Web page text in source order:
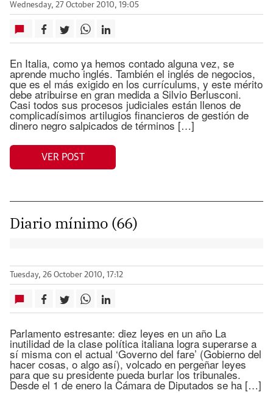
Wednesday, 27 October 2010, 19:05
En Italia, como ya hemos contado alguna vez, se
aprende mucho inglés. También el inglés de negocios,
que es el más exigido en los currículums, y este mérito
debe atribuirse en gran medida a Silvio Berlusconi.
Casi todos sus procesos judiciales están llenos de
complicadísimos artilugios financieros de gestión de
dinero negro salpicados de términos […]
VER POST
Diario mínimo (66)
Tuesday, 26 October 2010, 17:12
Parlamento estresante: diez leyes en un año La
inutilidad de la clase política italiana logra superarse a
sí misma con el actual ‘Governo del fare’ (Gobierno del
hacer cosas, o algo así), volcado en pergeñar leyes
para que su presidente pueda burlar los tribunales.
Desde el 1 de enero la Cámara de Diputados se ha […]